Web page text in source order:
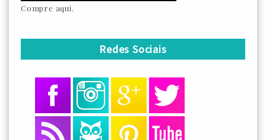
Compre aqui.
Redes Sociais